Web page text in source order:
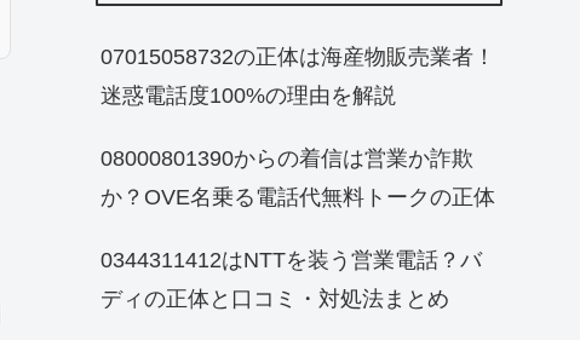
07015058732の正体は海産物販売業者！
迷惑電話度100%の理由を解説
08000801390からの着信は営業か詐欺
か？OVE名乗る電話代無料トークの正体
0344311412はNTTを装う営業電話？バ
ディの正体と口コミ・対処法まとめ